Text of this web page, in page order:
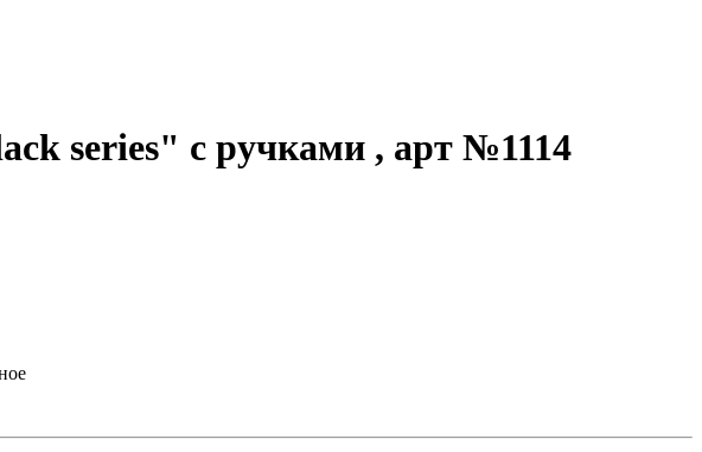
series" с ручками , арт №1114